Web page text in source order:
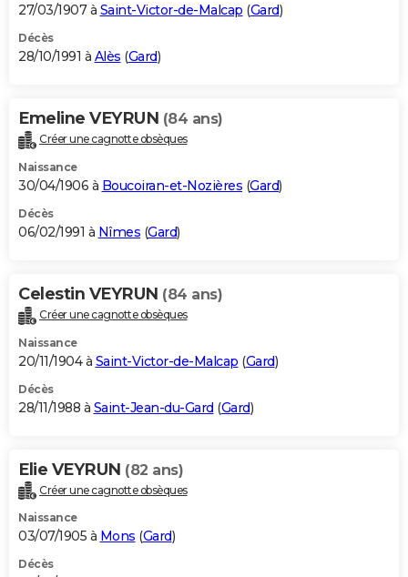
27/03/1907 à Saint-Victor-de-Malcap (Gard)
Décès
28/10/1991 à Alès (Gard)
Emeline VEYRUN (84 ans)
Créer une cagnotte obsèques
Naissance
30/04/1906 à Boucoiran-et-Nozières (Gard)
Décès
06/02/1991 à Nîmes (Gard)
Celestin VEYRUN (84 ans)
Créer une cagnotte obsèques
Naissance
20/11/1904 à Saint-Victor-de-Malcap (Gard)
Décès
28/11/1988 à Saint-Jean-du-Gard (Gard)
Elie VEYRUN (82 ans)
Créer une cagnotte obsèques
Naissance
03/07/1905 à Mons (Gard)
Décès